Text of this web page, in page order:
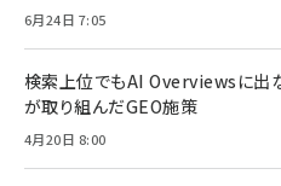
6月24日 7:05
検索上位でもAI Overviewsに出
が取り組んだGEO施策
4月20日 8:00